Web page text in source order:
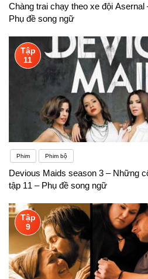
Chàng trai chạy theo xe đội
Phụ đề song ngữ
Tập
11
Phim Phim bộ
Devious Maids season 3 – Những
tập 11 – Phụ đề song ngữ
Tập
9